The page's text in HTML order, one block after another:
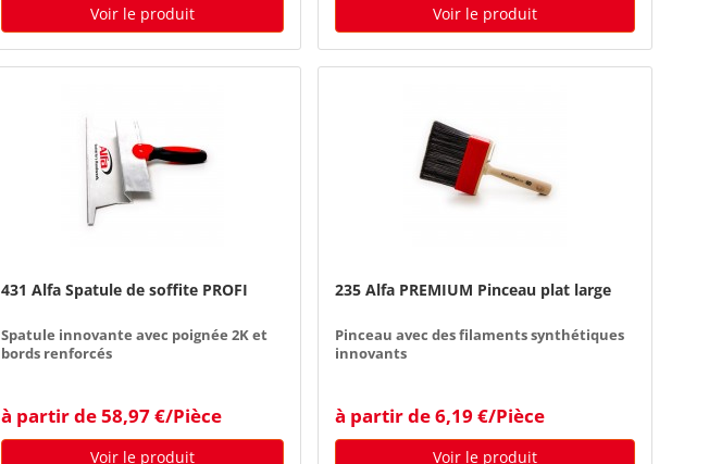
Voir le produit Voir le produit
431 Alfa Spatule de soffite PROFI
Spatule innovante avec poignée 2K et
bords renforcés
à partir de 58,97 €/Pièce
Voir le produit
235 Alfa PREMIUM Pinceau plat large
Pinceau avec des filaments synthétiques
innovants
à partir de 6,19 €/Pièce
Voir le produit